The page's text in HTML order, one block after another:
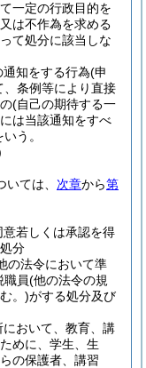
一定の行政目的を
は不作為を求める
て処分に該当しな
知をする行為(申
、条例等により直接
(自己の期待する一
は当該通知をすべ
いう。
ては、 次章から第
若しくは承認を得
分
の法令において準
職員(他の法令の規
。)がする処分及び
おいて、教育、講
めに、学生、生
の保護者、講習